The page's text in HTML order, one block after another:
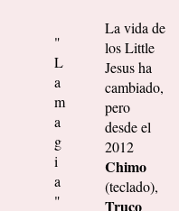
"
L
a
m
a
g
i
a
"
La vida de
los Little
Jesus ha
cambiado,
pero
desde el
2012
Chimo
(teclado),
Truco